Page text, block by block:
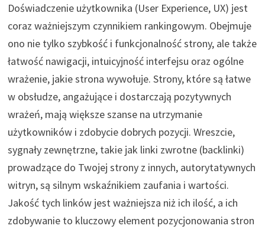
Doświadczenie użytkownika (User Experience, UX) jest
coraz ważniejszym czynnikiem rankingowym. Obejmuje
ono nie tylko szybkość i funkcjonalność strony, ale także
łatwość nawigacji, intuicyjność interfejsu oraz ogólne
wrażenie, jakie strona wywołuje. Strony, które są łatwe
w obsłudze, angażujące i dostarczają pozytywnych
wrażeń, mają większe szanse na utrzymanie
użytkowników i zdobycie dobrych pozycji. Wreszcie,
sygnały zewnętrzne, takie jak linki zwrotne (backlinki)
prowadzące do Twojej strony z innych, autorytatywnych
witryn, są silnym wskaźnikiem zaufania i wartości.
Jakość tych linków jest ważniejsza niż ich ilość, a ich
zdobywanie to kluczowy element pozycjonowania stron